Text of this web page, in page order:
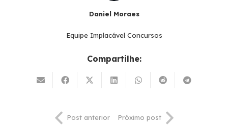
Daniel Moraes
Equipe Implacável Concursos
Compartilhe:
Post anterior Próximo post